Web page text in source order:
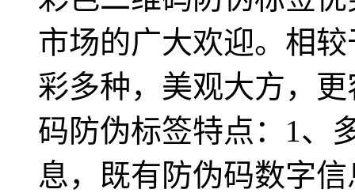
市场的广大欢迎。相
彩多种，美观大方，
码防伪标签特点：1、
息，既有防伪码数字